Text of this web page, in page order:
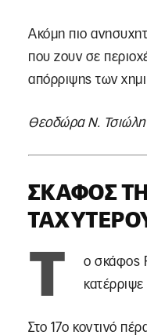
Ακόμη πιο
που ζουν σε
απόρριψης των
Θεοδώρα Ν. Τσιώλη
ΣΚΆΦΟΣ
Τ
ο σκάφος
Στο 17ο κοντινό